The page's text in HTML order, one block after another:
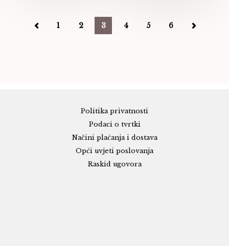
1 2 3 4 5 6
Politika privatnosti
Podaci o tvrtki
Načini plaćanja i dostava
Opći uvjeti poslovanja
Raskid ugovora